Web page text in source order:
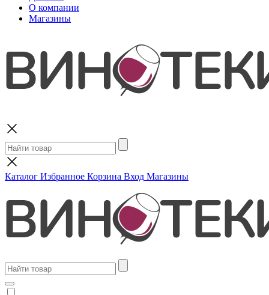
О компании
Магазины
Каталог Избранное Корзина Вход Магазины